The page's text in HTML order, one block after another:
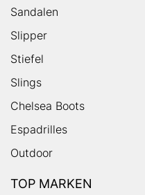
Sandalen
Slipper
Stiefel
Slings
Chelsea Boots
Espadrilles
Outdoor
TOP MARKEN